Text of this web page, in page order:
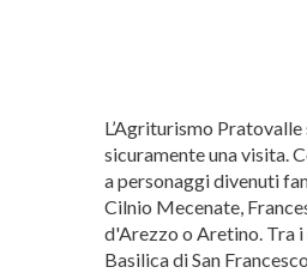
L’Agriturismo
sicuramente una visita.
a personaggi divenuti
Cilnio Mecenate,
d'Arezzo o Aretino. Tra i
Basilica di San